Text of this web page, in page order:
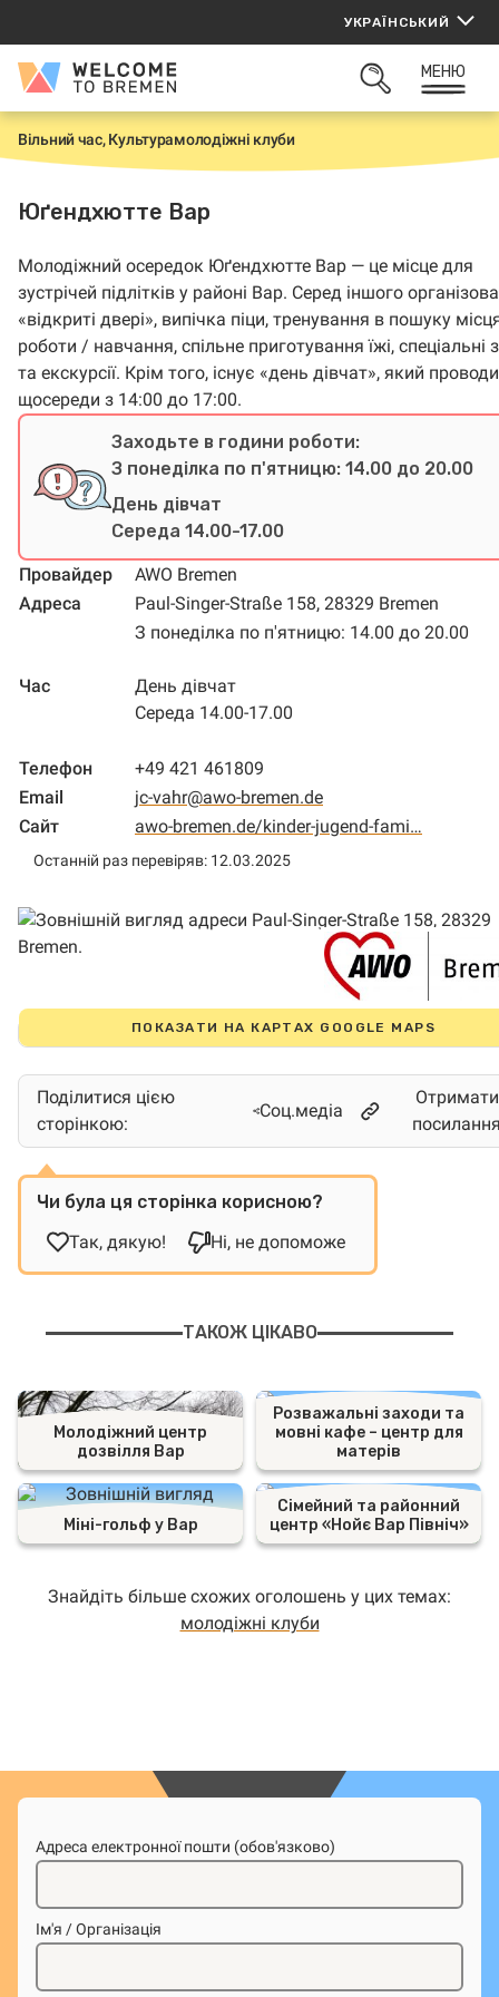
вмісту
УКРАЇНСЬКИЙ
Welcome
Bremen
ВІДКРИТИ
МЕНЮ
H
o
e
Вільний час, Культурамолодіжні клуби
Юґендхютте Вар
Молодіжний осередок Юґендхютте Вар — це місце для
зустрічей підлітків у районі Вар. Серед іншого
«відкриті двері», випічка піци, тренування в пошуку
роботи / навчання, спільне приготування їжі, спеціальні
та екскурсії. Крім того, існує «день дівчат», який
щосереди з 14:00 до 17:00.
Заходьте в години роботи:
З понеділка по п'ятницю: 14.00 до 20.00
День дівчат
Середа 14.00-17.00
Провайдер
AWO Bremen
Адреса
Paul-Singer-Straße 158, 28329 Bremen
Час
З понеділка по п'ятницю: 14.00 до 20.00
День дівчат
Середа 14.00-17.00
Телефон
+49 421 461809
Email
jc-vahr@awo-bremen.de
Сайт
awo-bremen.de/kinder-jugend-fami…
Останній раз перевіряв: 12.03.2025
ПОКАЗАТИ НА КАРТАХ GOOGLE MAPS
Поділитися цією
сторінкою:
Соц.медіа
Отримати
Чи була ця сторінка корисною?
Так, дякую!
Ні, не допоможе
ТАКОЖ ЦІКАВО
Молодіжний центр
дозвілля Вар
Розважальні заходи та
мовні кафе – центр для
матерів
Міні-гольф у Вар
Сімейний та районний
центр «Нойє Вар Північ»
Знайдіть більше схожих оголошень у цих темах:
молодіжні клуби
Адреса електронної пошти (обов'язково)
Ім'я / Організація